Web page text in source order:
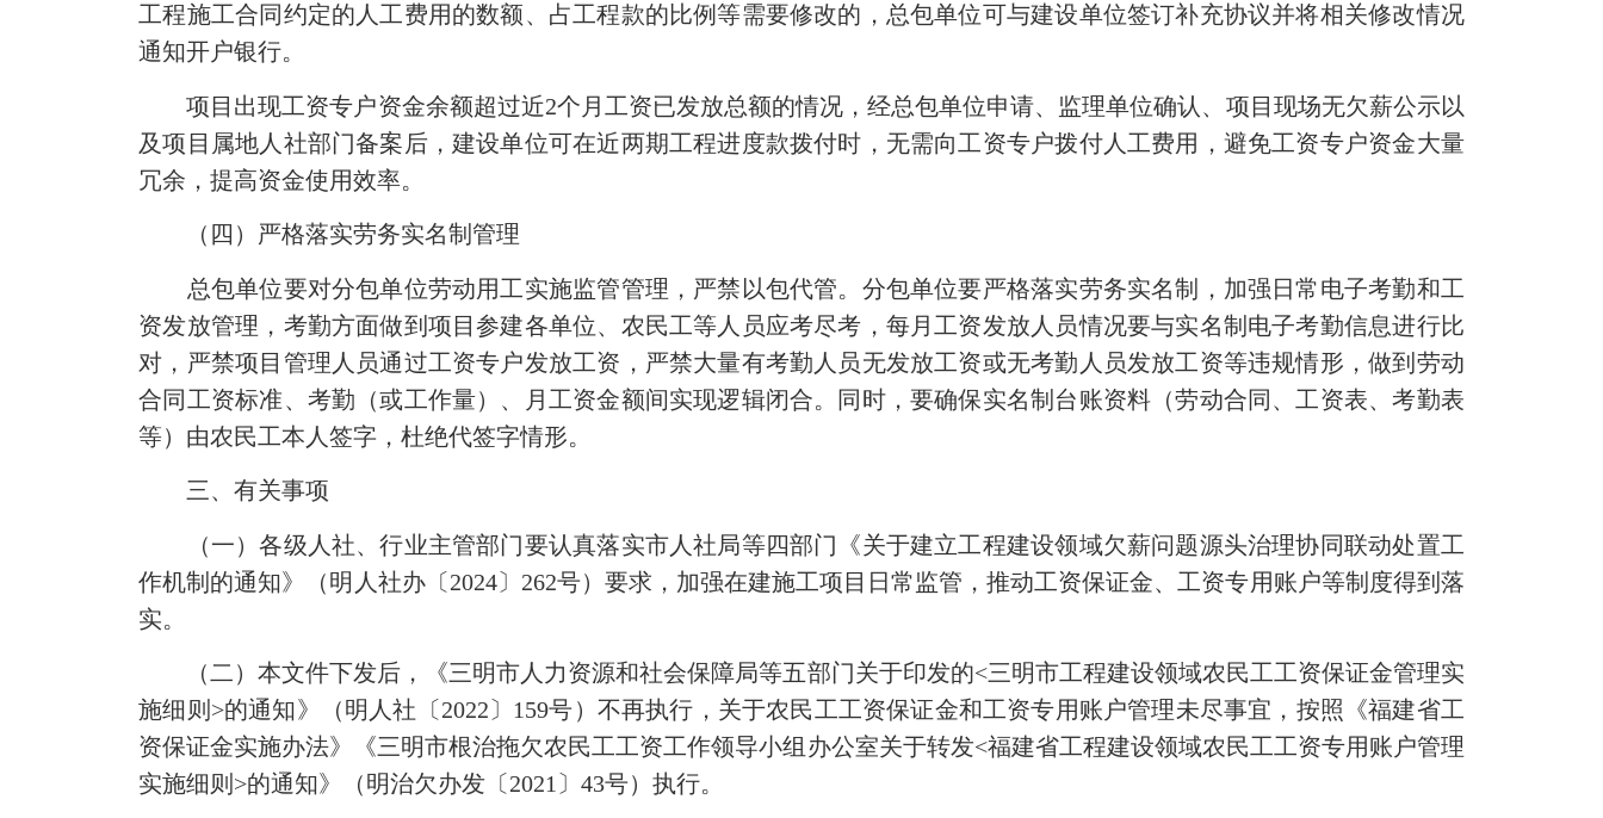
工程施工合同约定的人工费用的数额、占工程款的比例等需要修改的，总包单位可与建设单位签订补充协议并将相关修改情况
通知开户银行。
项目出现工资专户资金余额超过近2个月工资已发放总额的情况，经总包单位申请、监理单位确认、项目现场无欠薪公示以
及项目属地人社部门备案后，建设单位可在近两期工程进度款拨付时，无需向工资专户拨付人工费用，避免工资专户资金大量
冗余，提高资金使用效率。
（四）严格落实劳务实名制管理
总包单位要对分包单位劳动用工实施监管管理，严禁以包代管。分包单位要严格落实劳务实名制，加强日常电子考勤和工
资发放管理，考勤方面做到项目参建各单位、农民工等人员应考尽考，每月工资发放人员情况要与实名制电子考勤信息进行比
对，严禁项目管理人员通过工资专户发放工资，严禁大量有考勤人员无发放工资或无考勤人员发放工资等违规情形，做到劳动
合同工资标准、考勤（或工作量）、月工资金额间实现逻辑闭合。同时，要确保实名制台账资料（劳动合同、工资表、考勤表
等）由农民工本人签字，杜绝代签字情形。
三、有关事项
（一）各级人社、行业主管部门要认真落实市人社局等四部门《关于建立工程建设领域欠薪问题源头治理协同联动处置工
作机制的通知》（明人社办〔2024〕262号）要求，加强在建施工项目日常监管，推动工资保证金、工资专用账户等制度得到落
实。
（二）本文件下发后，《三明市人力资源和社会保障局等五部门关于印发的<三明市工程建设领域农民工工资保证金管理实
施细则>的通知》（明人社〔2022〕159号）不再执行，关于农民工工资保证金和工资专用账户管理未尽事宜，按照《福建省工
资保证金实施办法》《三明市根治拖欠农民工工资工作领导小组办公室关于转发<福建省工程建设领域农民工工资专用账户管理
实施细则>的通知》（明治欠办发〔2021〕43号）执行。